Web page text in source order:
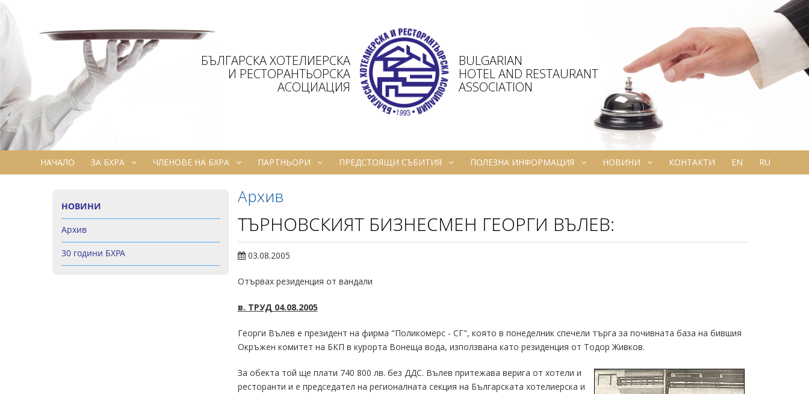
БЪЛГАРСКА ХОТЕЛИЕРСКА
И РЕСТОРАНТЬОРСКА
АСОЦИАЦИЯ
BULGARIAN
HOTEL AND RESTAURANT
ASSOCIATION
НАЧАЛО ЗА БХРА ЧЛЕНОВЕ НА БХРА ПАРТНЬОРИ ПРЕДСТОЯЩИ СЪБИТИЯ ПОЛЕЗНА ИНФОРМАЦИЯ НОВИНИ КОНТАКТИ EN RU
НОВИНИ
Архив
30 години БХРА
Архив
ТЪРНОВСКИЯТ БИЗНЕСМЕН ГЕОРГИ ВЪЛЕВ:
03.08.2005
Отървах резиденция от вандали
в. ТРУД 04.08.2005
Георги Вълев е президент на фирма "Поликомерс - СГ", която в понеделник спечели търга за почивната база на бившия
Окръжен комитет на БКП в курорта Вонеща вода, използвана като резиденция от Тодор Живков.
За обекта той ще плати 740 800 лв. без ДДС. Вълев притежава верига от хотели и
ресторанти и е председател на регионалната секция на Българската хотелиерска и